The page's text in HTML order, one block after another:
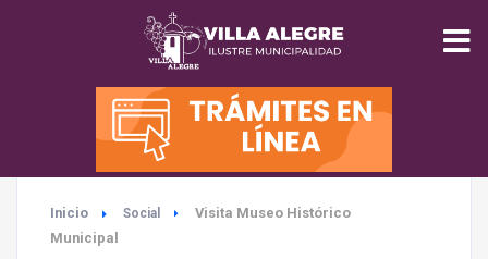
INICIO
MUNICIPALIDAD
SEGURIDAD
Inicio Social
Visita Museo Histórico
Municipal